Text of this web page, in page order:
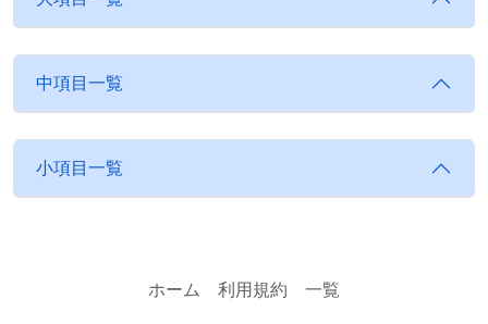
中項目一覧
小項目一覧
ホーム 利用規約 一覧